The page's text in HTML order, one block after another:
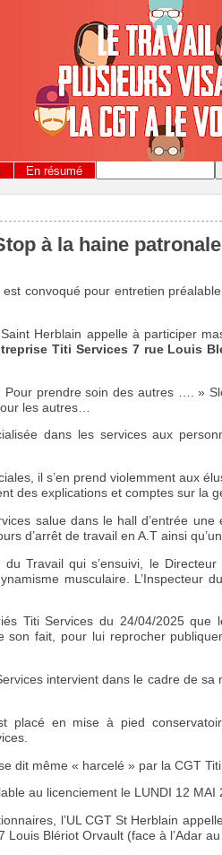
En résumé
à la haine patronale
est convoqué pour entretien
Saint Herblain appelle à participer
Titi Services 7 rue Louis
prendre soin des autres …. »
les autres…
dans les services aux
il s’en prend violemment aux
des explications et comptes sur la
salue dans le hall d’entrée
d’arrêt de travail en A.T ainsi
Travail qui s’ensuivi, le
musculaire. L’Inspecteur
Titi Services du 24/04/2025 que
son fait, pour lui reprocher
intervient dans le cadre de
placé en mise à pied
dit même « harcelé » par la CGT
au licenciement le LUNDI 12 MAI
l’UL CGT St Herblain
Blériot Orvault (face à l’Adar